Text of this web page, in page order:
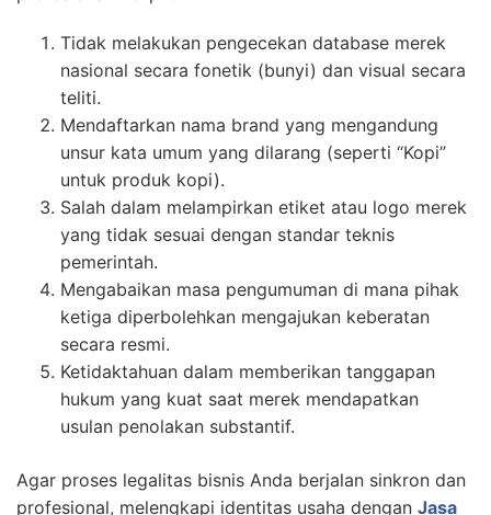
Tidak melakukan pengecekan database merek
nasional secara fonetik (bunyi) dan visual secara
teliti.
Mendaftarkan nama brand yang mengandung
unsur kata umum yang dilarang (seperti “Kopi”
untuk produk kopi).
Salah dalam melampirkan etiket atau logo merek
yang tidak sesuai dengan standar teknis
pemerintah.
Mengabaikan masa pengumuman di mana pihak
ketiga diperbolehkan mengajukan keberatan
secara resmi.
Ketidaktahuan dalam memberikan tanggapan
hukum yang kuat saat merek mendapatkan
usulan penolakan substantif.
Agar proses legalitas bisnis Anda berjalan sinkron dan
profesional, melengkapi identitas usaha dengan Jasa